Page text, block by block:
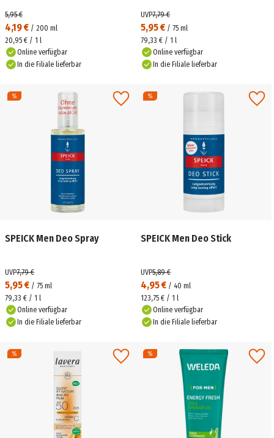
4,19 € / 200 ml
5,95 €
20,95 € / 1 l
Online verfügbar
In die Filiale lieferbar
5,95 € / 75 ml
UVP7,79 €
79,33 € / 1 l
Online verfügbar
In die Filiale lieferbar
SPEICK Men Deo Spray
5,95 € / 75 ml
UVP7,79 €
79,33 € / 1 l
Online verfügbar
In die Filiale lieferbar
SPEICK Men Deo Stick
4,95 € / 40 ml
UVP5,89 €
123,75 € / 1 l
Online verfügbar
In die Filiale lieferbar